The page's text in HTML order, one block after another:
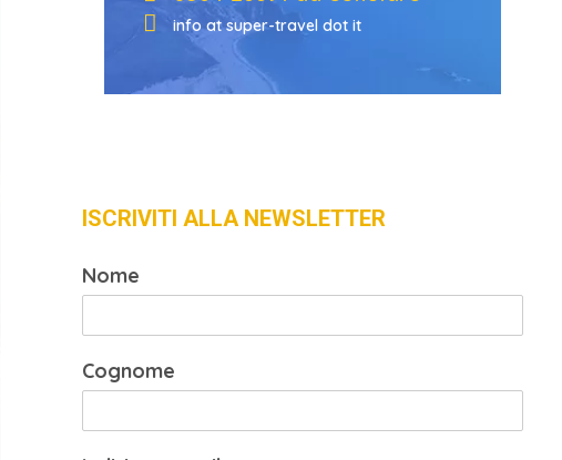
info at super-travel dot it
ISCRIVITI ALLA NEWSLETTER
Nome
Cognome